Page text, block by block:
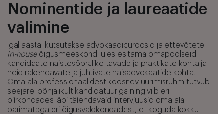
Nominentide ja laureaatide
valimine
Igal aastal kutsutakse advokaadibüroosid ja ettevõtete
in-house õigusmeeskondi üles esitama omapoolseid
kandidaate naistesõbralike tavade ja praktikate kohta ja
neid rakendavate ja juhtivate naisadvokaatide kohta.
Oma ala professionaalidest koosnev uurimisrühm tutvub
seejärel põhjalikult kandidatuuriga ning viib eri
piirkondades läbi täiendavaid intervjuusid oma ala
parimatega eri õigusvaldkondadest, et koguda kokku